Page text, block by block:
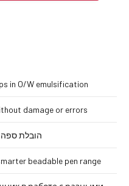
in O/W emulsification
damage or errors
הובלת
beadable pen range